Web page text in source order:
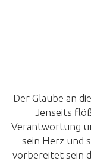
Der Glaube an
Jenseits
Verantwortung
sein Herz und
vorbereitet sein